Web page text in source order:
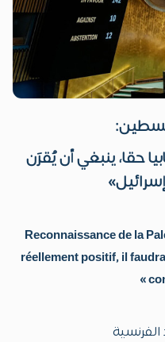
حقا، ينبغي أن يُقرَن
Reconnaissance de la
réellement positif, il